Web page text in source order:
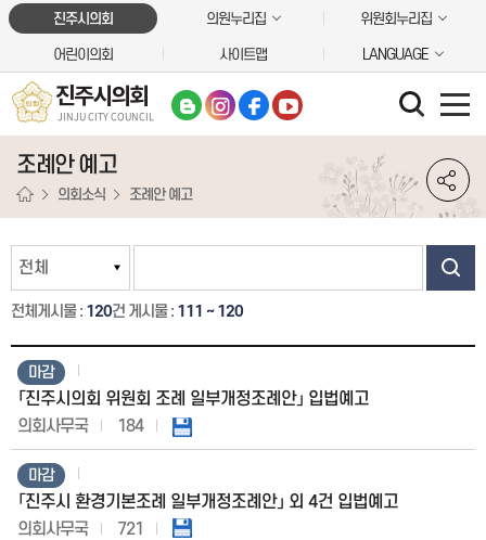
본문바로가기진주시의회 의원누리집 위원회누리집
어린이의회 사이트맵 LANGUAGE
진주시의회
JINJU CITY COUNCIL
조례안 예고
의회소식 조례안 예고
전체게시물 : 120건 게시물 : 111 ~ 120
마감
「진주시의회 위원회 조례 일부개정조례안」 입법예고
의회사무국
184
마감
「진주시 환경기본조례 일부개정조례안」 외 4건 입법예고
의회사무국
721